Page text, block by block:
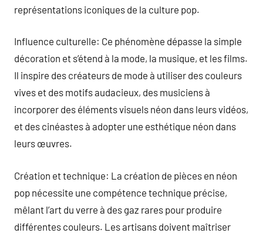
représentations iconiques de la culture pop.
Influence culturelle: Ce phénomène dépasse la simple
décoration et s’étend à la mode, la musique, et les films.
Il inspire des créateurs de mode à utiliser des couleurs
vives et des motifs audacieux, des musiciens à
incorporer des éléments visuels néon dans leurs vidéos,
et des cinéastes à adopter une esthétique néon dans
leurs œuvres.
Création et technique: La création de pièces en néon
pop nécessite une compétence technique précise,
mêlant l’art du verre à des gaz rares pour produire
différentes couleurs. Les artisans doivent maîtriser